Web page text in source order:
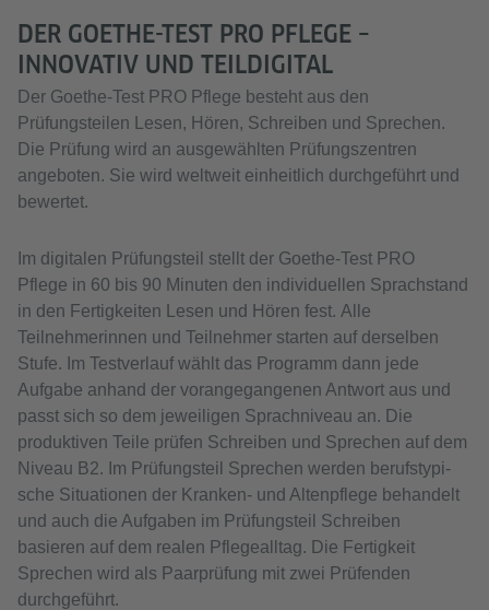
DER GOETHE-TEST PRO PFLEGE –
INNOVATIV UND TEILDIGITAL
Der Goethe-Test PRO Pflege besteht aus den
Prüfungsteilen Lesen, Hören, Schreiben und Sprechen.
Die Prüfung wird an ausgewählten Prüfungszentren
angeboten. Sie wird weltweit einheitlich durchgeführt und
bewertet.
Im digitalen Prüfungsteil stellt der Goethe-Test PRO
Pflege in 60 bis 90 Minuten den individuellen Sprachstand
in den Fertigkeiten Lesen und Hören fest. Alle
Teilnehmerinnen und Teilnehmer starten auf derselben
Stufe. Im Testverlauf wählt das Programm dann jede
Aufgabe anhand der vorangegangenen Antwort aus und
passt sich so dem jeweiligen Sprachniveau an. Die
produktiven Teile prüfen Schreiben und Sprechen auf dem
Niveau B2. Im Prüfungsteil Sprechen werden berufs­typi­
sche Situationen der Kranken- und Altenpflege behandelt
und auch die Aufgaben im Prüfungsteil Schreiben
basieren auf dem realen Pflegealltag. Die Fertigkeit
Sprechen wird als Paarprüfung mit zwei Prüfenden
durchgeführt.